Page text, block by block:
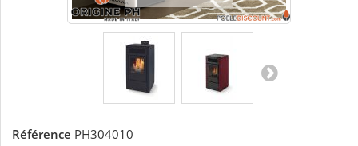
Référence PH304010